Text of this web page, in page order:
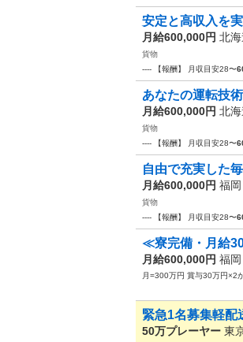
安定と⾼収⼊を
月給600,000円 北海
貨物
---- 【報酬】 月収目安28〜
あなたの運転技
月給600,000円 北海
貨物
---- 【報酬】 月収目安28〜
⾃由で充実した
月給600,000円 福岡
貨物
---- 【報酬】 月収目安28〜
≪寮完備・月給
月給600,000円 福岡
月=300万円 賞与30万円×2
緊急1名募集軽配
50万プレーヤー 東